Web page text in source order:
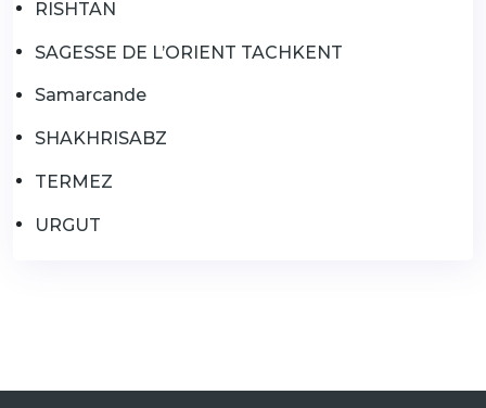
RISHTAN
SAGESSE DE L’ORIENT TACHKENT
Samarcande
SHAKHRISABZ
TERMEZ
URGUT